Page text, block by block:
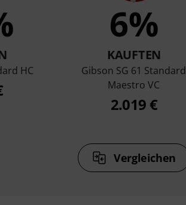
HC
6%
KAUFTEN
Gibson SG 61 Standard
Maestro VC
2.019 €
Vergleichen